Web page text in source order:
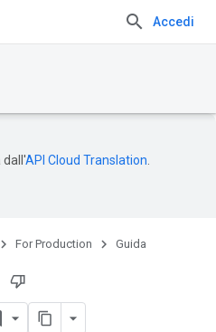
Accedi
dall'API Cloud Translation
For Production Guida